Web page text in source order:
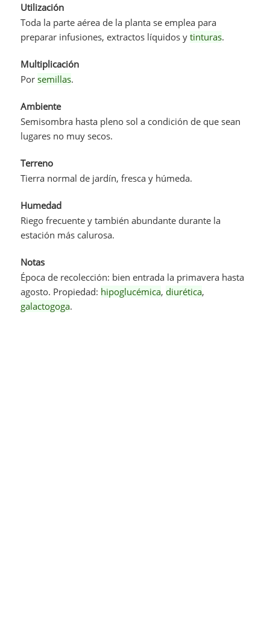
Utilización
Toda la parte aérea de la planta se emplea para
preparar infusiones, extractos líquidos ytinturas.
Multiplicación
Por semillas.
Ambiente
Semisombra hasta pleno sol a condición de que sean
lugares no muy secos.
Terreno
Tierra normal de jardín, fresca y húmeda.
Humedad
Riego frecuente y también abundante durante la
estación más calurosa.
Notas
Época de recolección: bien entrada la primavera hasta
agosto. Propiedad: hipoglucémica, diurética,
galactogoga.